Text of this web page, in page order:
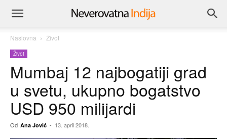
Naslovna Život
Život
Mumbaj 12 najbogatiji grad
u svetu, ukupno bogatstvo
USD 950 milijardi
Od Ana Jović - 13. april 2018.